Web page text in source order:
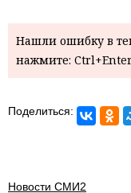
Нашли ошибку в
нажмите:
Поделиться:
Новости СМИ2